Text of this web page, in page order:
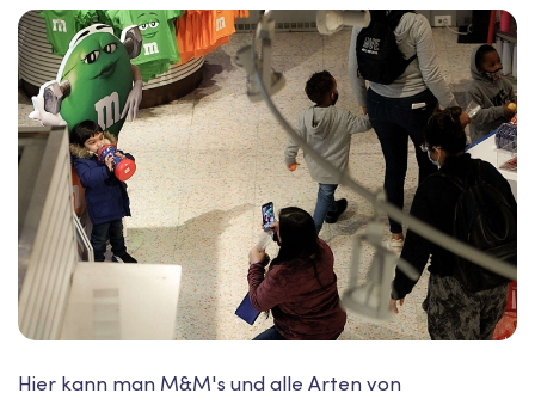
Hier kann man M&M's und alle Arten von